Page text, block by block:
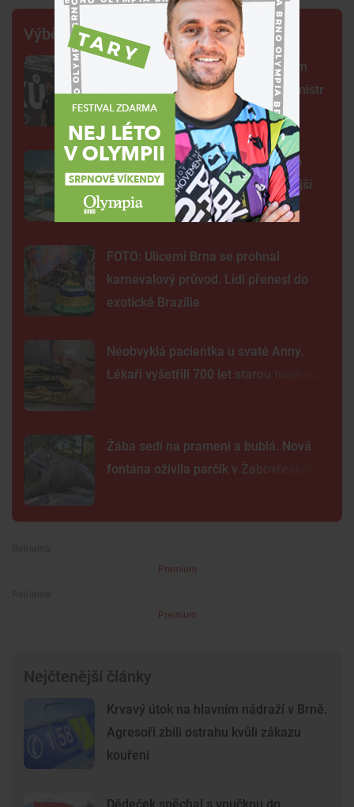
Výběr šéfredaktora
Centrum Brna ovládli šermíři. Jsem
jako Kung Fu Panda, řekl čerstvý mistr
světa
Na plovárně ve Znojmě se popralo
třicet lidí. Přibudou kamery i častější
hlídky
FOTO: Ulicemi Brna se prohnal
karnevalový průvod. Lidi přenesl do
exotické Brazílie
Neobvyklá pacientka u svaté Anny.
Lékaři vyšetřili 700 let starou madonu
Žába sedí na prameni a bublá. Nová
fontána oživila parčík v Žabovřeskách
Premium
Premium
Nejčtenější články
Krvavý útok na hlavním nádraží v Brně.
Agresoři zbili ostrahu kvůli zákazu
kouření